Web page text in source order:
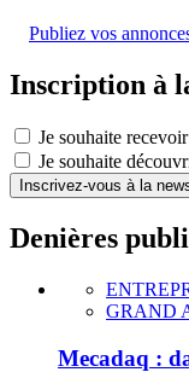
Publiez vos
Inscription à
Je souhaite
Je souhaite
Inscrivez-vous à la
Denières
GRAND
Mecadaq :